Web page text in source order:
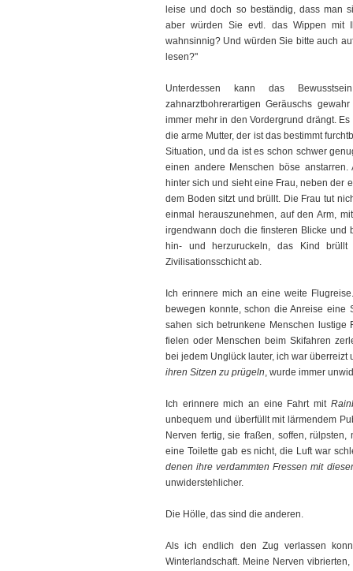
leise und doch so beständig, dass man
aber würden Sie evtl. das Wippen mit
wahnsinnig? Und würden Sie bitte auch
lesen?"
Unterdessen kann das
zahnarztbohrerartigen Geräuschs
immer mehr in den Vordergrund drängt.
die arme Mutter, der ist das bestimmt
Situation, und da ist es schon schwer
einen andere Menschen böse
hinter sich und sieht eine Frau, neben der
dem Boden sitzt und brüllt. Die Frau tut
einmal herauszunehmen, auf den Arm,
irgendwann doch die finsteren Blicke und
hin- und herzuruckeln, das Kind
Zivilisationsschicht ab.
Ich erinnere mich an eine weite
bewegen konnte, schon die Anreise eine
sahen sich betrunkene Menschen
fielen oder Menschen beim Skifahren
bei jedem Unglück lauter, ich war
ihren Sitzen zu prügeln, wurde immer
Ich erinnere mich an eine Fahrt mit
unbequem und überfüllt mit lärmendem
Nerven fertig, sie fraßen, soffen,
eine Toilette gab es nicht, die Luft war
denen ihre verdammten Fressen mit
unwiderstehlicher.
Die Hölle, das sind die anderen.
Als ich endlich den Zug verlassen
Winterlandschaft. Meine Nerven